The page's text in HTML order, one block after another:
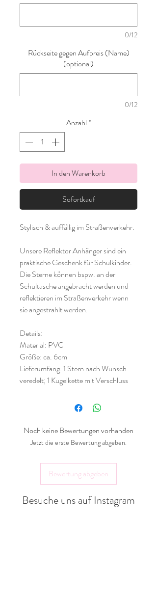
0/12
Rückseite gegen Aufpreis (Name)
(optional)
0/12
Anzahl *
In den Warenkorb
Sofortkauf
Stylisch & auffällig im Straßenverkehr.
Unsere Reflektor Anhänger sind ein
praktische Geschenk für Schulkinder.
Die Sterne können bspw. an der
Schultasche angebracht werden und
reflektieren im Straßenverkehr wenn
sie angestrahlt werden.
Details:
Material: PVC
Größe: ca. 6cm
Lieferumfang: 1 Stern nach Wunsch
veredelt; 1 Kugelkette mit Verschluss
Noch keine Bewertungen vorhanden
Jetzt die erste Bewertung abgeben.
Bewertung abgeben
Besuche uns auf Instagram